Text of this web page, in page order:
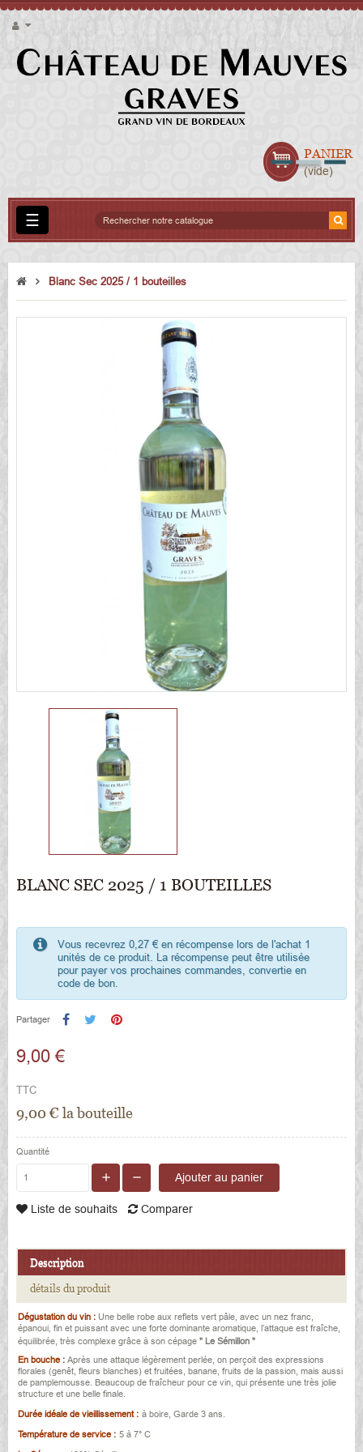
PANIER
vide
Basculer
la
☰
Blanc Sec 2025 / 1 bouteilles
BLANC SEC 2025 / 1 BOUTEILLES
Vous recevrez 0,27 € en récompense lors de l'achat 1
unités de ce produit. La récompense peut être utilisée
pour payer vos prochaines commandes, convertie en
code de bon.
Partager
9,00 €
TTC
9,00 € la bouteille
Quantité
Ajouter au panier
Liste de souhaits Comparer
Description
détails du produit
Dégustation du vin : Une belle robe aux reflets vert pâle, avec un nez franc,
épanoui, fin et puissant avec une forte dominante aromatique, l’attaque est fraîche,
équilibrée, très complexe grâce à son cépage " Le Sémillon "
En bouche : Après une attaque légèrement perlée, on perçoit des expressions
florales (genêt, fleurs blanches) et fruitées, banane, fruits de la passion, mais aussi
de pamplemousse. Beaucoup de fraîcheur pour ce vin, qui présente une très jolie
structure et une belle finale.
Durée idéale de vieillissement : à boire, Garde 3 ans.
Température de service : 5 à 7° C